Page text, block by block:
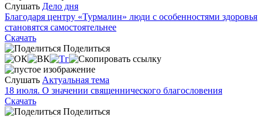
Слушать Дело дня
Благодаря центру «Турмалин» люди с особенностями здоровья
становятся самостоятельнее
Скачать
Поделиться
Слушать Актуальная тема
18 июля. О значении священнического благословения
Скачать
Поделиться